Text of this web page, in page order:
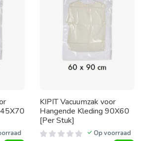
KIPIT Vacuumzak voor
Hangende Kleding 90X60
[Per Stuk]
Op voorraad